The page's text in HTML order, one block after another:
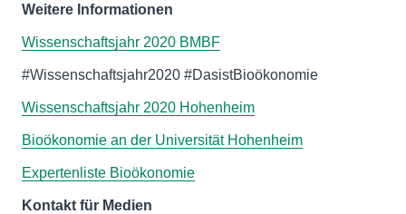
Weitere Informationen
Wissenschaftsjahr 2020 BMBF
#Wissenschaftsjahr2020 #DasistBioökonomie
Wissenschaftsjahr 2020 Hohenheim
Bioökonomie an der Universität Hohenheim
Expertenliste Bioökonomie
Kontakt für Medien